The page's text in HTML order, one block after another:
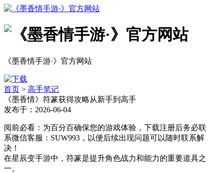
《墨香情手游·》官方网站
首页 > 高手笔记
《墨香情》符篆获得攻略从新手到高手
发布于：2026-06-04
阅前必看：为百分百确保您的游戏体验，下载注册后务必联
系微信客服：SUW993，以便后续出现问题可以随时联系解
决！
在星辰变手游中，符篆是提升角色战力和能力的重要道具之
一。